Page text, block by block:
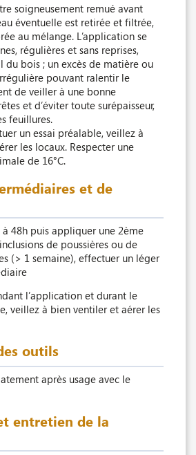
soigneusement remué avant
éventuelle est retirée et filtrée,
au mélange. L’application se
régulières et sans reprises,
du bois ; un excès de matière ou
pouvant ralentir le
de veiller à une bonne
et d’éviter toute surépaisseur,
feuillures.
un essai préalable, veillez à
les locaux. Respecter une
de 16°C.
et de
à 48h puis appliquer une 2ème
de poussières ou de
(> 1 semaine), effectuer un léger
l’application et durant le
veillez à bien ventiler et aérer les
outils
après usage avec le
entretien de la